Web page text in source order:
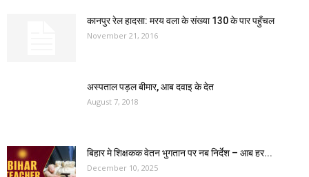
कानपुर रेल हादसा: मरय वला के संख्या 130 के पार पहुँचल
November 21, 2016
अस्पताल पड़ल बीमार, आब दवाइ के देत
August 7, 2018
बिहार मे शिक्षकक वेतन भुगतान पर नब निर्देश – आब हर...
December 10, 2025